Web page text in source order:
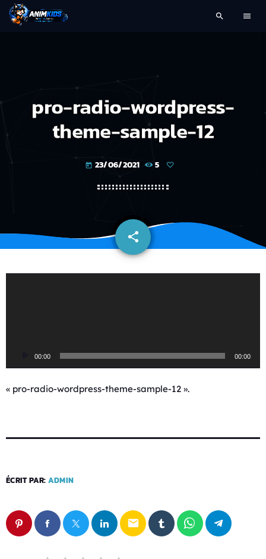
search menu
pro-radio-wordpress-
theme-sample-12
today 23/06/2021 5
share
email
u
00:00 00:00
« pro-radio-wordpress-theme-sample-12 ».
ÉCRIT PAR: ADMIN
email